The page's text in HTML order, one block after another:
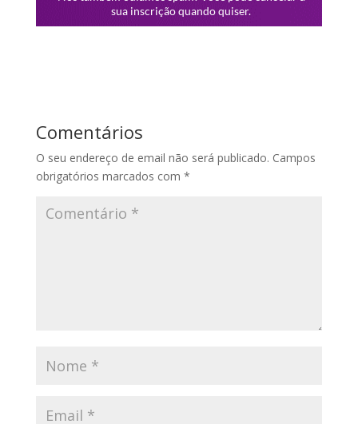
Comentários
O seu endereço de email não será publicado. Campos
obrigatórios marcados com *